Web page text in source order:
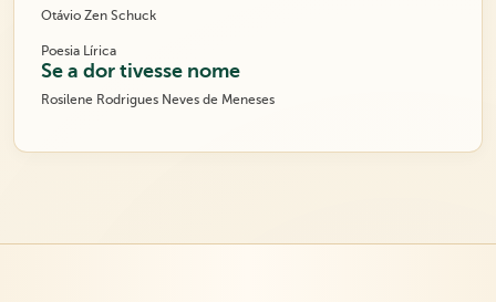
Otávio Zen Schuck
Poesia Lírica
Se a dor tivesse nome
Rosilene Rodrigues Neves de Meneses